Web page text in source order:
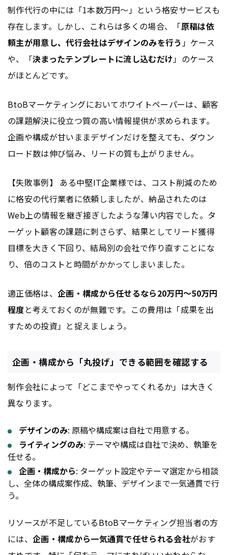
制作代行の中には「1本数万円〜」という格安サービスも
存在します。しかし、これらは多くの場合、「原稿は依
頼主が用意し、代行会社はデザインのみを行う」ケース
や、「決まったテンプレートに流し込むだけ」のケース
がほとんどです。
BtoBマーケティングにおいてホワイトペーパーは、顧客
の課題解決に役立つ質の高い情報提供が求められます。
企画や構成が甘いままデザインだけを整えても、ダウン
ロード数は伸び悩み、リードの質も上がりません。
【失敗事例】 ある中堅IT企業様では、コスト削減のため
に格安の代行業者に依頼しましたが、納品されたのは
Web上の情報を継ぎ接ぎしたような薄い内容でした。タ
ーゲット顧客の課題に刺さらず、結果としてリード獲得
目標を大きく下回り、結局別の会社で作り直すことにな
り、倍のコストと時間がかかってしまいました。
適正価格は、 企画・構成から任せるなら20万円〜50万円
程度と考えておくのが無難です。この費用は「成果を出
すための投資」と捉えましょう。
企画・構成から「丸投げ」できる範囲を確認する
制作会社によって「どこまでやってくれるか」は大きく
異なります。
デザインのみ: 原稿や構成案は自社で用意する。
ライティングのみ: テーマや構成は自社で決め、執筆を
任せる。
企画・構成から: ターゲット設定やテーマ選定から相談
し、全体の構成案作成、執筆、デザインまで一気通貫で行
う。
リソースが不足しているBtoBマーケティング担当者の方
には、 企画・構成から一気通貫で任せられる会社がおす